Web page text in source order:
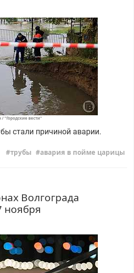
"Городские вести"
стали причиной аварии.
трубы авария в пойме царицы
Волгограда
ноября